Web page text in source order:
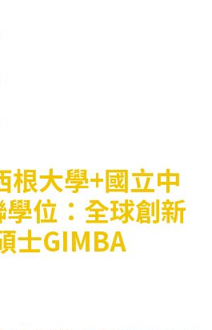
根大學+國立中
位：全球創新
士GIMBA